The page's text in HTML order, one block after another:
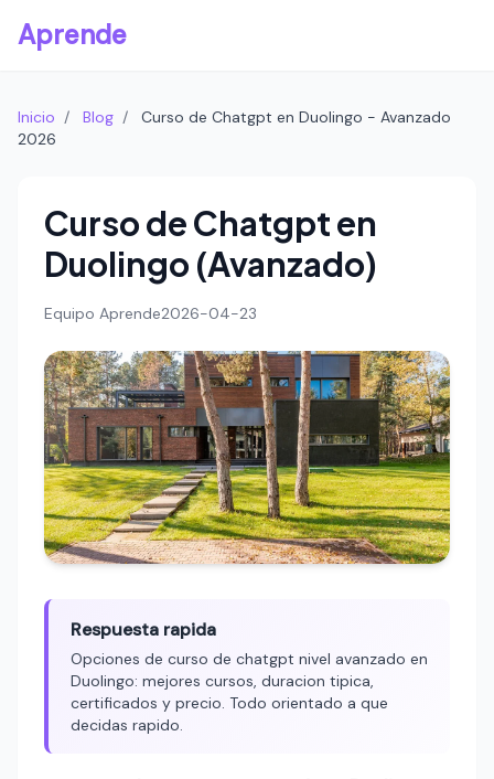
Aprende
Inicio / Blog /
Curso de Chatgpt en Duolingo - Avanzado
2026
Curso de Chatgpt en
Duolingo (Avanzado)
Equipo Aprende2026-04-23
Respuesta rapida
Opciones de curso de chatgpt nivel avanzado en
Duolingo: mejores cursos, duracion tipica,
certificados y precio. Todo orientado a que
decidas rapido.